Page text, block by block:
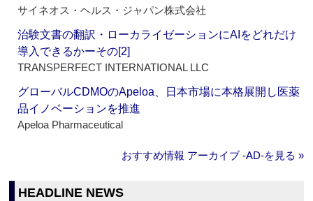
サイネオス・ヘルス・ジャパン株式会社
治験文書の翻訳・ローカライゼーションにAIをどれだけ
導入できるかーその[2]
TRANSPERFECT INTERNATIONAL LLC
グローバルCDMOのApeloa、日本市場に本格展開し医薬
品イノベーションを推進
Apeloa Pharmaceutical
おすすめ情報 アーカイブ ‐AD‐を見る »
HEADLINE NEWS